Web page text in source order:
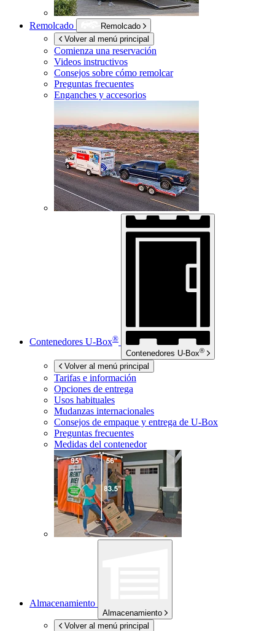
Remolcado
Remolcado
Volver al menú principal
Comienza una reservación
Videos instructivos
Consejos sobre cómo remolcar
Preguntas frecuentes
Enganches y accesorios
Contenedores U-Box®
Contenedores U-Box®
Volver al menú principal
Tarifas e información
Opciones de entrega
Usos habituales
Mudanzas internacionales
Consejos de empaque y entrega de U-Box
Preguntas frecuentes
Medidas del contenedor
Almacenamiento
Almacenamiento
Volver al menú principal